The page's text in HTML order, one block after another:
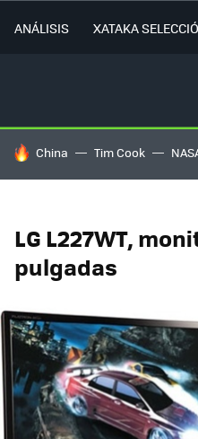
ANÁLISIS XATAKA
HOY SE HABLA DE
China Tim Cook
LG L227WT,
pulgadas